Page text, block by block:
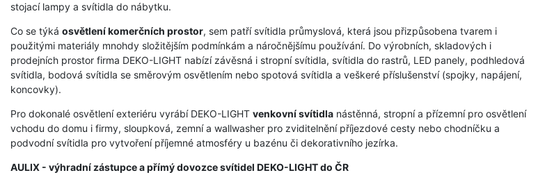
stojací lampy a svítidla do nábytku.
Co se týká osvětlení komerčních prostor, sem patří svítidla průmyslová, která jsou přizpůsobena tvarem i
použitými materiály mnohdy složitějším podmínkám a náročnějšímu používání. Do výrobních, skladových i
prodejních prostor firma DEKO-LIGHT nabízí závěsná i stropní svítidla, svítidla do rastrů, LED panely, podhledová
svítidla, bodová svítidla se směrovým osvětlením nebo spotová svítidla a veškeré příslušenství (spojky, napájení,
koncovky).
Pro dokonalé osvětlení exteriéru vyrábí DEKO-LIGHT venkovní svítidla nástěnná, stropní a přízemní pro osvětlení
vchodu do domu i firmy, sloupková, zemní a wallwasher pro zviditelnění příjezdové cesty nebo chodníčku a
podvodní svítidla pro vytvoření příjemné atmosféry u bazénu či dekorativního jezírka.
AULIX - výhradní zástupce a přímý dovozce svítidel DEKO-LIGHT do ČR